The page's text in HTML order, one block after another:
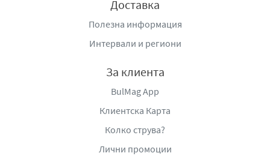
Доставка
Полезна информация
Интервали и региони
За клиента
BulMag App
Клиентска Карта
Колко струва?
Лични промоции